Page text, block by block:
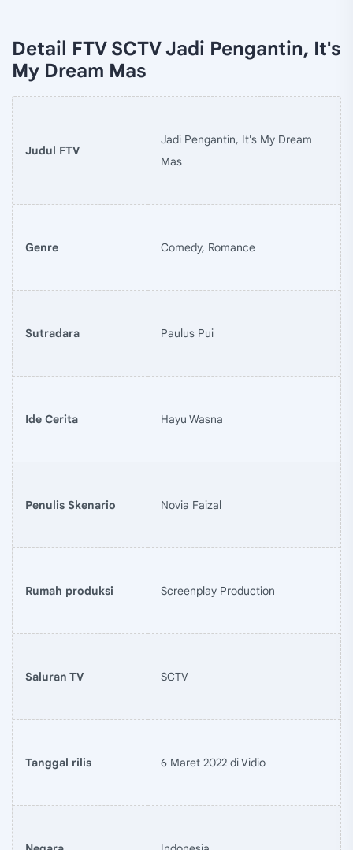
Detail FTV SCTV Jadi Pengantin, It's
My Dream Mas
Judul FTV
Jadi Pengantin, It's My Dream
Mas
Genre Comedy, Romance
Sutradara Paulus Pui
Ide Cerita Hayu Wasna
Penulis Skenario Novia Faizal
Rumah produksi Screenplay Production
Saluran TV SCTV
Tanggal rilis 6 Maret 2022 di Vidio